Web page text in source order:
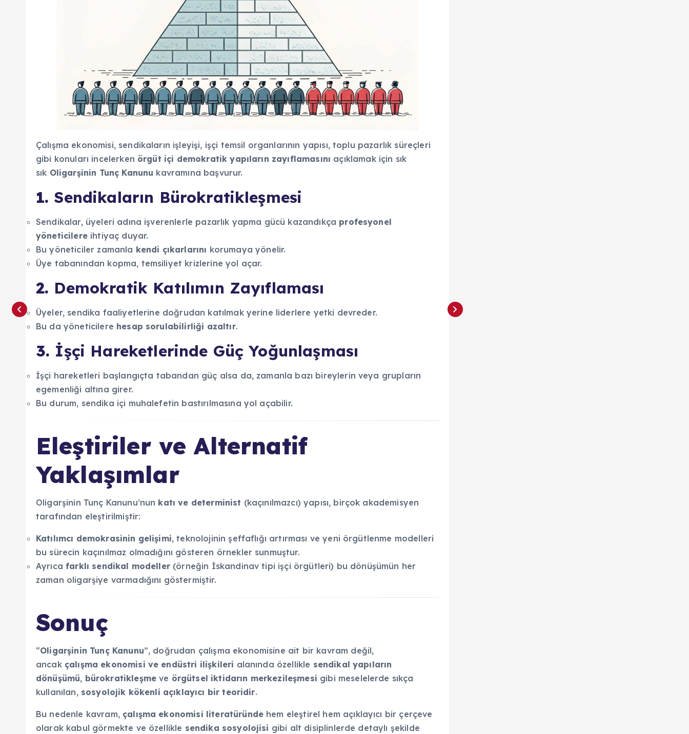
Çalışma ekonomisi, sendikaların işleyişi, işçi temsil organlarının yapısı, toplu pazarlık süreçleri
gibi konuları incelerken örgüt içi demokratik yapıların zayıflamasını açıklamak için sık
sık Oligarşinin Tunç Kanunu kavramına başvurur.
1. Sendikaların Bürokratikleşmesi
Sendikalar, üyeleri adına işverenlerle pazarlık yapma gücü kazandıkça profesyonel
yöneticilereihtiyaç duyar.
Bu yöneticiler zamanla kendi çıkarlarını korumaya yönelir.
Üye tabanından kopma, temsiliyet krizlerine yol açar.
2. Demokratik Katılımın Zayıflaması
Üyeler, sendika faaliyetlerine doğrudan katılmak yerine liderlere yetki devreder.
Bu da yöneticilere hesap sorulabilirliği azaltır.
3. İşçi Hareketlerinde Güç Yoğunlaşması
İşçi hareketleri başlangıçta tabandan güç alsa da, zamanla bazı bireylerin veya grupların
egemenliği altına girer.
Bu durum, sendika içi muhalefetin bastırılmasına yol açabilir.
Eleştiriler ve Alternatif
Yaklaşımlar
Oligarşinin Tunç Kanunu’nun katı ve determinist (kaçınılmazcı) yapısı, birçok akademisyen
tarafından eleştirilmiştir:
Katılımcı demokrasinin gelişimi, teknolojinin şeffaflığı artırması ve yeni örgütlenme modelleri
bu sürecin kaçınılmaz olmadığını gösteren örnekler sunmuştur.
Ayrıcafarklı sendikal modeller(örneğin İskandinav tipi işçi örgütleri) bu dönüşümün her
zaman oligarşiye varmadığını göstermiştir.
Sonuç
“Oligarşinin Tunç Kanunu”, doğrudan çalışma ekonomisine ait bir kavram değil,
ancak çalışma ekonomisi ve endüstri ilişkileri alanında özellikle sendikal yapıların
dönüşümü, bürokratikleşme ve örgütsel iktidarın merkezileşmesi gibi meselelerde sıkça
kullanılan, sosyolojik kökenli açıklayıcı bir teoridir.
Bu nedenle kavram, çalışma ekonomisi literatüründe hem eleştirel hem açıklayıcı bir çerçeve
olarak kabul görmekte ve özellikle sendika sosyolojisi gibi alt disiplinlerde detaylı şekilde